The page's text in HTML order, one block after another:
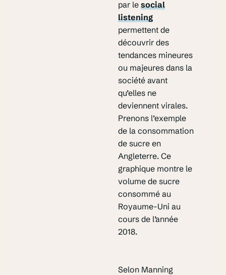
par le social
listening
permettent de
découvrir des
tendances mineures
ou majeures dans la
société avant
qu’elles ne
deviennent virales.
Prenons l’exemple
de la consommation
de sucre en
Angleterre. Ce
graphique montre le
volume de sucre
consommé au
Royaume-Uni au
cours de l’année
2018.
Selon Manning